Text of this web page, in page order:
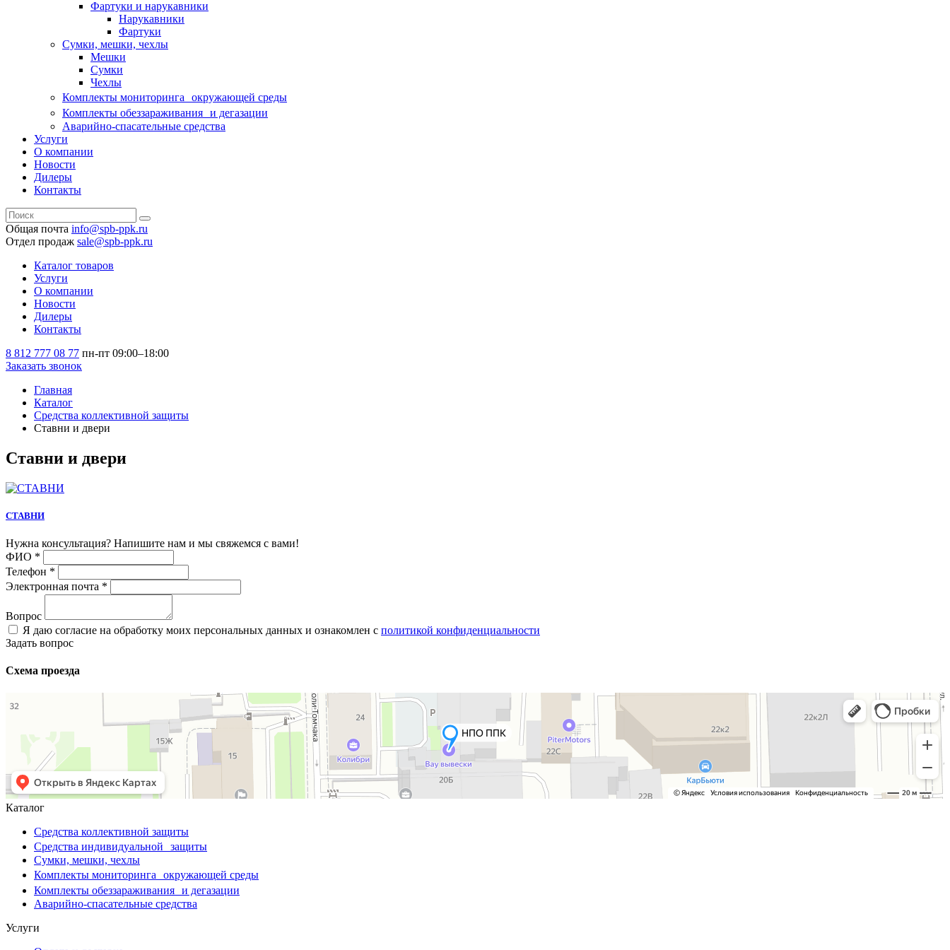
Фартуки и нарукавники
Нарукавники
Фартуки
Сумки, мешки, чехлы
Мешки
Сумки
Чехлы
Комплекты мониторинга окружающей среды
Комплекты обеззараживания и дегазации
Аварийно-спасательные средства
Услуги
О компании
Новости
Дилеры
Контакты
Общая почта info@spb-ppk.ru
Отдел продаж sale@spb-ppk.ru
Каталог товаров
Услуги
О компании
Новости
Дилеры
Контакты
8 812 777 08 77 пн-пт 09:00–18:00
Заказать звонок
Главная
Каталог
Средства коллективной защиты
Ставни и двери
Ставни и двери
СТАВНИ
Нужна консультация? Напишите нам и мы свяжемся с вами!
ФИО *
Телефон *
Электронная почта *
Вопрос
Я даю согласие на обработку моих персональных данных и ознакомлен с политикой конфиденциальности
Задать вопрос
Схема проезда
Каталог
Средства коллективной защиты
Средства индивидуальной защиты
Сумки, мешки, чехлы
Комплекты мониторинга окружающей среды
Комплекты обеззараживания и дегазации
Аварийно-спасательные средства
Услуги